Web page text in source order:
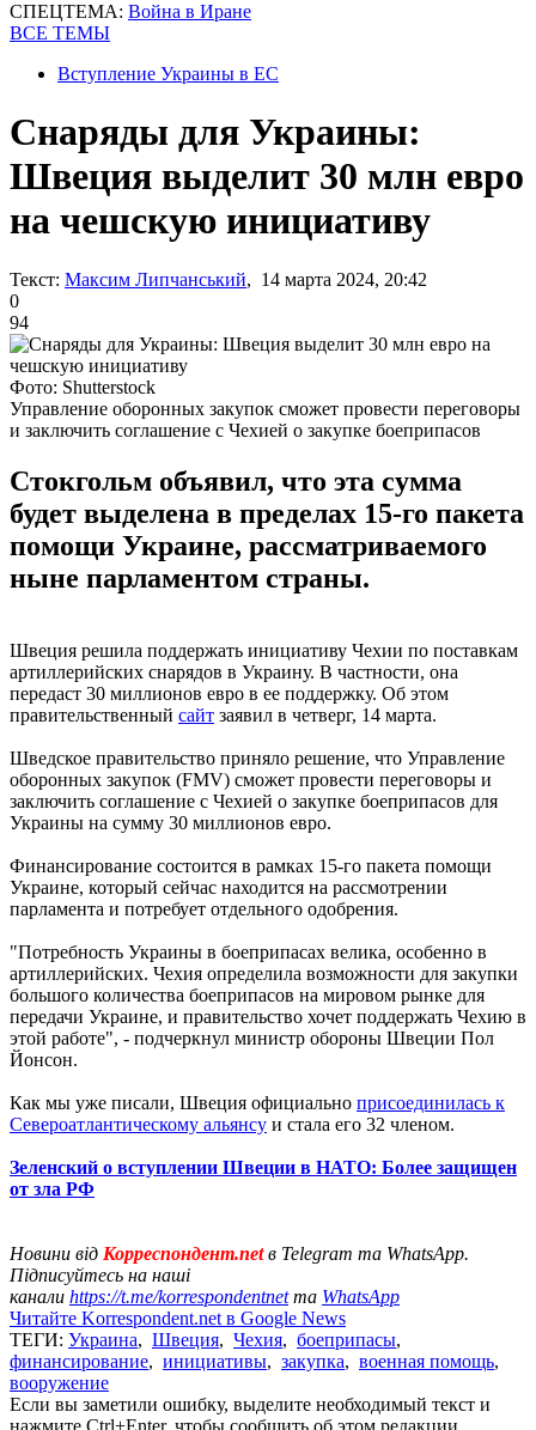
СПЕЦТЕМА: Война в Иране
ВСЕ ТЕМЫ
Вступление Украины в ЕС
Снаряды для Украины:
Швеция выделит 30 млн евро
на чешскую инициативу
Текст: Максим Липчанський, 14 марта 2024, 20:42
0
94
Фото: Shutterstock
Управление оборонных закупок сможет провести переговоры
и заключить соглашение с Чехией о закупке боеприпасов
Стокгольм объявил, что эта сумма
будет выделена в пределах 15-го пакета
помощи Украине, рассматриваемого
ныне парламентом страны.
Швеция решила поддержать инициативу Чехии по поставкам
артиллерийских снарядов в Украину. В частности, она
передаст 30 миллионов евро в ее поддержку. Об этом
правительственный сайт заявил в четверг, 14 марта.
Шведское правительство приняло решение, что Управление
оборонных закупок (FMV) сможет провести переговоры и
заключить соглашение с Чехией о закупке боеприпасов для
Украины на сумму 30 миллионов евро.
Финансирование состоится в рамках 15-го пакета помощи
Украине, который сейчас находится на рассмотрении
парламента и потребует отдельного одобрения.
"Потребность Украины в боеприпасах велика, особенно в
артиллерийских. Чехия определила возможности для закупки
большого количества боеприпасов на мировом рынке для
передачи Украине, и правительство хочет поддержать Чехию в
этой работе", - подчеркнул министр обороны Швеции Пол
Йонсон.
Как мы уже писали, Швеция официально присоединилась к
Североатлантическому альянсу и стала его 32 членом.
Зеленский о вступлении Швеции в НАТО: Более защищен
от зла РФ
Новини від Корреспондент.netв Telegram та WhatsApp.
Підписуйтесь на наші
канали https://t.me/korrespondentnetта WhatsApp
Читайте Korrespondent.net в Google News
ТЕГИ: Украина, Швеция, Чехия, боеприпасы,
финансирование, инициативы, закупка, военная помощь,
вооружение
Если вы заметили ошибку, выделите необходимый текст и
нажмите Ctrl+Enter, чтобы сообщить об этом редакции.